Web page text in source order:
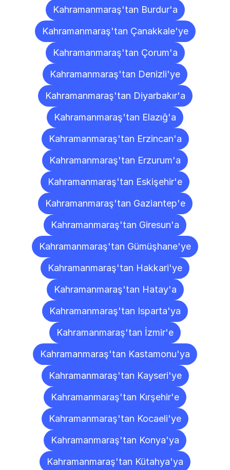
Kahramanmaraş'tan Burdur'a
Kahramanmaraş'tan Çanakkale'ye
Kahramanmaraş'tan Çorum'a
Kahramanmaraş'tan Denizli'ye
Kahramanmaraş'tan Diyarbakır'a
Kahramanmaraş'tan Elazığ'a
Kahramanmaraş'tan Erzincan'a
Kahramanmaraş'tan Erzurum'a
Kahramanmaraş'tan Eskişehir'e
Kahramanmaraş'tan Gaziantep'e
Kahramanmaraş'tan Giresun'a
Kahramanmaraş'tan Gümüşhane'ye
Kahramanmaraş'tan Hakkari'ye
Kahramanmaraş'tan Hatay'a
Kahramanmaraş'tan Isparta'ya
Kahramanmaraş'tan İzmir'e
Kahramanmaraş'tan Kastamonu'ya
Kahramanmaraş'tan Kayseri'ye
Kahramanmaraş'tan Kırşehir'e
Kahramanmaraş'tan Kocaeli'ye
Kahramanmaraş'tan Konya'ya
Kahramanmaraş'tan Kütahya'ya